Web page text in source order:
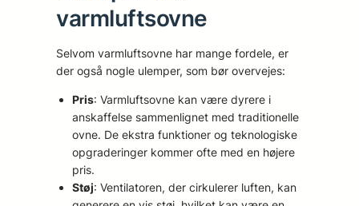
varmluftsovne
Selvom varmluftsovne har mange fordele, er
der også nogle ulemper, som bør overvejes:
Pris: Varmluftsovne kan være dyrere i
anskaffelse sammenlignet med traditionelle
ovne. De ekstra funktioner og teknologiske
opgraderinger kommer ofte med en højere
pris.
Støj: Ventilatoren, der cirkulerer luften, kan